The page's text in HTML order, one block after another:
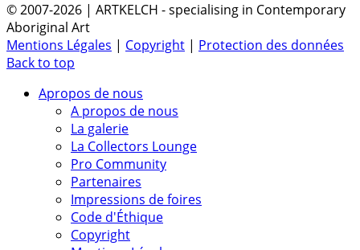
© 2007-2026 | ARTKELCH - specialising in Contemporary
Aboriginal Art
Mentions Légales | Copyright | Protection des données
Back to top
Apropos de nous
A propos de nous
La galerie
La Collectors Lounge
Pro Community
Partenaires
Impressions de foires
Code d'Éthique
Copyright